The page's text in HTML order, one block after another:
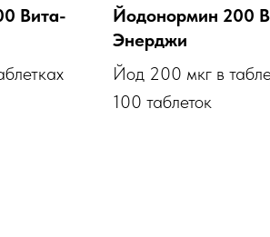
Вита-
Йодонормин 200
Энерджи
Йод 200 мкг в
100 таблеток